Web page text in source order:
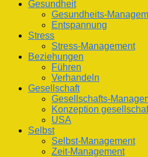
Gesundheit
Gesundheits-
Entspannung
Stress
Stress-Management
Beziehungen
Führen
Verhandeln
Gesellschaft
Gesellschafts-
Konzeption
USA
Selbst
Selbst-Management
Zeit-Management